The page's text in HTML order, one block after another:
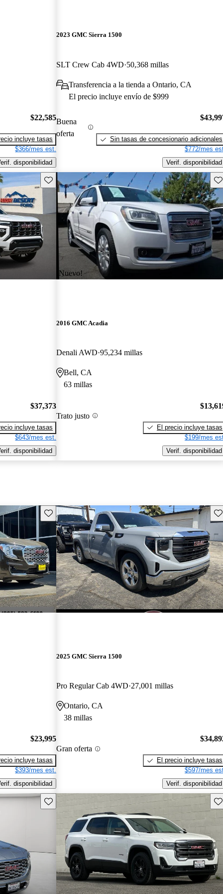
$22,585
incluye tasas
$366/mes est.
disponibilidad
2023 GMC Sierra 1500
SLT Crew Cab 4WD 50,368 millas
Transferencia a la tienda a Ontario, CA
El precio incluye envío de $999
Buena
oferta
Sin tasas de concesionario adicionales
$772/mes
Verif. disponibilidad
Guarda este Aviso
$37,373
incluye tasas
$643/mes est.
disponibilidad
¡Nuevo!
2016 GMC Acadia
Denali AWD 95,234 millas
Bell, CA
63 millas
Trato justo
El precio incluye tasas
$199/mes
Verif. disponibilidad
Guarda este Aviso
$23,995
incluye tasas
$393/mes est.
disponibilidad
2025 GMC Sierra 1500
Pro Regular Cab 4WD 27,001 millas
Ontario, CA
38 millas
Gran oferta
El precio incluye tasas
$597/mes
Verif. disponibilidad
Guarda este Aviso